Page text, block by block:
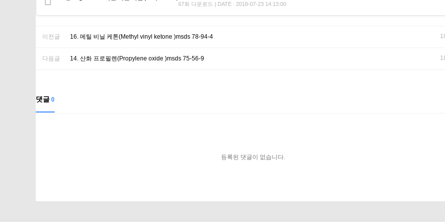
67회 다운로드 | DATE : 2018-07-23 14:13:00
이전글 16. 메틸 비닐 케톤(Methyl vinyl ketone )msds 78-94-4
다음글 14. 산화 프로필렌(Propylene oxide )msds 75-56-9
댓글 0
등록된 댓글이 없습니다.